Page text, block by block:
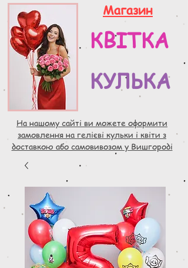
Магазин
КВІТКА
КУЛЬКА
На нашому сайті ви можете оформити
замовлення на гелієві кульки і квіти з
доставкою або самовивозом у Вишгороді